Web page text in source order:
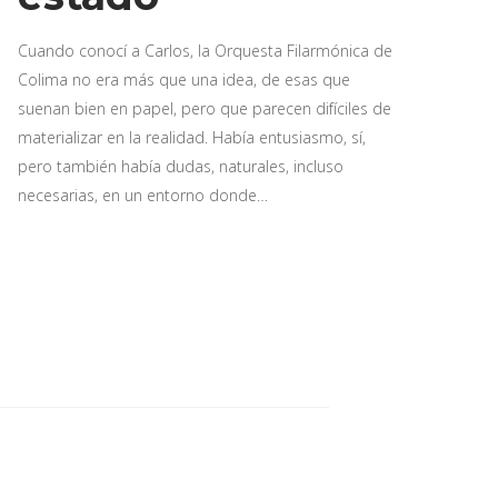
Cuando conocí a Carlos, la Orquesta Filarmónica de
Colima no era más que una idea, de esas que
suenan bien en papel, pero que parecen difíciles de
materializar en la realidad. Había entusiasmo, sí,
pero también había dudas, naturales, incluso
necesarias, en un entorno donde…